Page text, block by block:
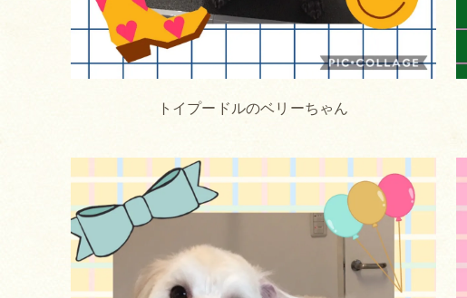
トイプードルのベリーちゃん